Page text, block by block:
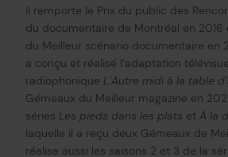
il remporte le Prix du public des
du documentaire de Montréal en 2016
du Meilleur scénario documentaire en
a conçu et réalisé l’adaptation
radiophonique L’Autre midi à la table
Gémeaux du Meilleur magazine en
séries Les pieds dans les plats et À la
laquelle il a reçu deux Gémeaux de
réalise aussi les saisons 2 et 3 de la